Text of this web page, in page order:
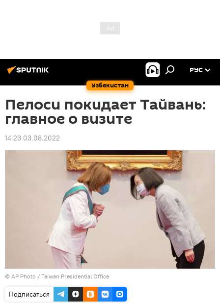
Узбекистан
РУС
Пелоси покидает Тайвань:
главное о визите
14:23 03.08.2022
© AP Photo / Taiwan Presidential Office
Подписаться